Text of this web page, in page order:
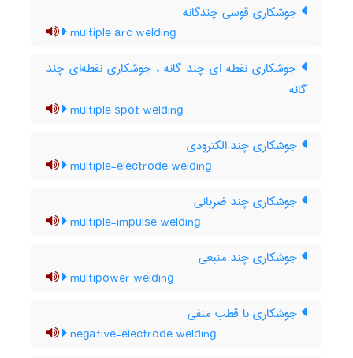
جوشکاری قوسی چندگانه
multiple arc welding
جوشکاری نقطه ای چند گانه ، جوشکاری نقطه‌ای چند
گانه
multiple spot welding
جوشکاری چند الکترودی
multiple-electrode welding
جوشکاری چند ضربانی
multiple-impulse welding
جوشکاری چند منبعی
multipower welding
جوشکاری با قطب منفی
negative-electrode welding